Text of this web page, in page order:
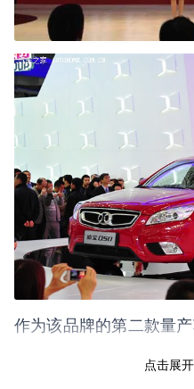
作为该品牌的第二款量
点击展